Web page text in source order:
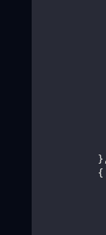
          {